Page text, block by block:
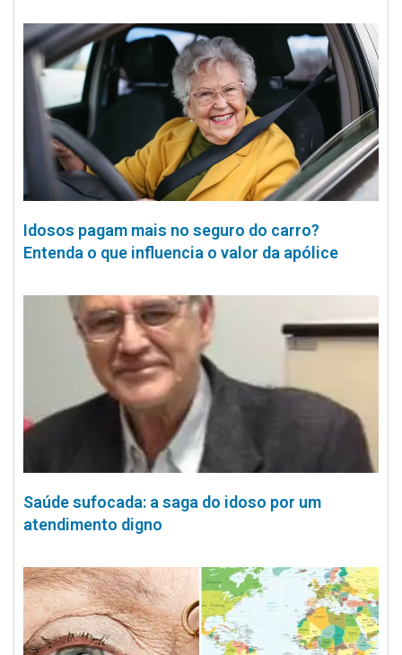
Idosos pagam mais no seguro do carro?
Entenda o que influencia o valor da apólice
Saúde sufocada: a saga do idoso por um
atendimento digno